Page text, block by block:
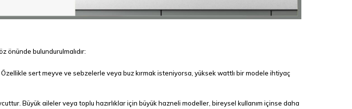
önünde bulundurulmalıdır:
sert meyve ve sebzelerle veya buz kırmak isteniyorsa, yüksek wattlı bir modele ihtiyaç
Büyük aileler veya toplu hazırlıklar için büyük hazneli modeller, bireysel kullanım içinse daha